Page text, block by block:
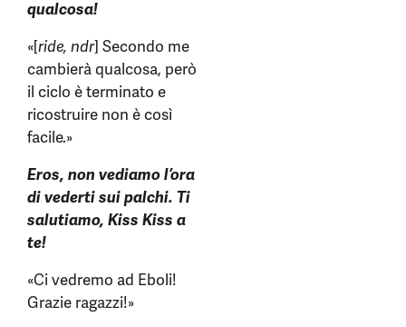
qualcosa!
«[ride, ndr] Secondo me
cambierà qualcosa, però
il ciclo è terminato e
ricostruire non è così
facile.»
Eros, non vediamo l’ora
di vederti sui palchi. Ti
salutiamo, Kiss Kiss a
te!
«Ci vedremo ad Eboli!
Grazie ragazzi!»